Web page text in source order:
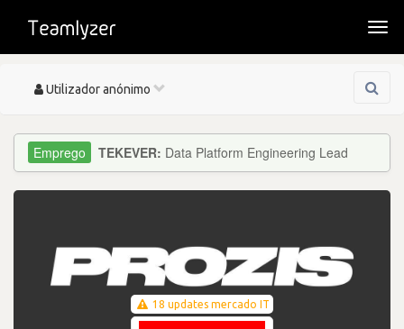
Toggle
Utilizador anónimo
TEKEVER: Data Platform Engineering Lead
18 updates mercado IT